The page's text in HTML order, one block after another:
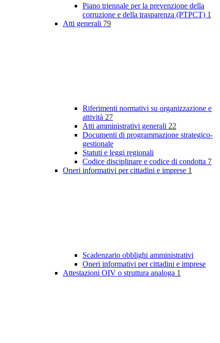
Piano triennale per la prevenzione della
corruzione e della trasparenza (PTPCT) 1
Atti generali 79
Riferimenti normativi su organizzazione e
attività 27
Atti amministrativi generali 22
Documenti di programmazione strategico-
gestionale
Statuti e leggi regionali
Codice disciplinare e codice di condotta 7
Oneri informativi per cittadini e imprese 1
Scadenzario obblighi amministrativi
Oneri informativi per cittadini e imprese
Attestazioni OIV o struttura analoga 1